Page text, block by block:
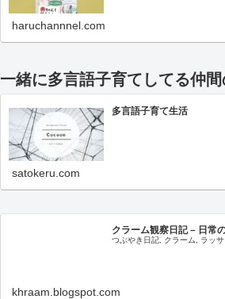
haruchannnel.com
一緒に多言語子育てしてる仲間
多言語子育て生活
satokeru.com
クラーム観察日記 – 日常
つぶやき日記, クラーム, ラッサ
khraam.blogspot.com